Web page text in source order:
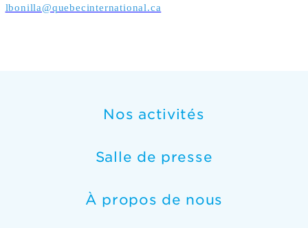
lbonilla@quebecinternational.ca
Nos activités
Salle de presse
À propos de nous